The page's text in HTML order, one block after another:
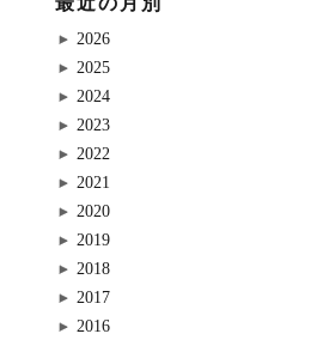
2026
2025
2024
2023
2022
2021
2020
2019
2018
2017
2016